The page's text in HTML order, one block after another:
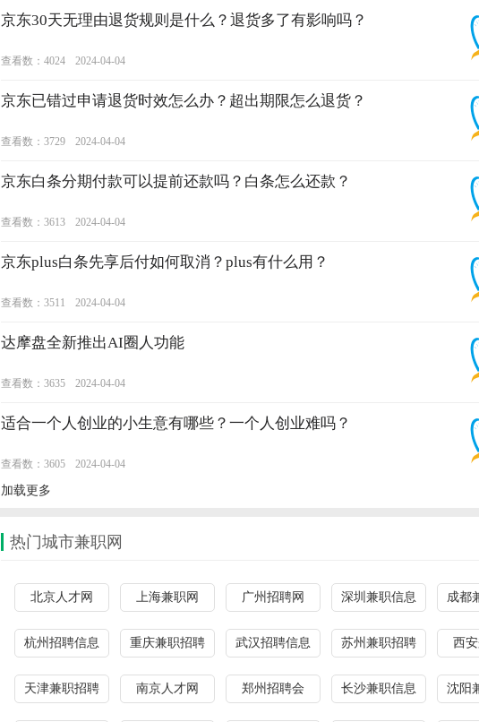
京东30天无理由退货规则是什么？退货多了有影响吗？
查看数：4024 2024-04-04
京东已错过申请退货时效怎么办？超出期限怎么退货？
查看数：3729 2024-04-04
京东白条分期付款可以提前还款吗？白条怎么还款？
查看数：3613 2024-04-04
京东plus白条先享后付如何取消？plus有什么用？
查看数：3511 2024-04-04
达摩盘全新推出AI圈人功能
查看数：3635 2024-04-04
适合一个人创业的小生意有哪些？一个人创业难吗？
查看数：3605 2024-04-04
加载更多
热门城市兼职网
北京人才网 上海兼职网 广州招聘网 深圳兼职信息 成都
杭州招聘信息 重庆兼职招聘 武汉招聘信息 苏州兼职招聘 西
天津兼职招聘 南京人才网 郑州招聘会 长沙兼职信息 沈阳